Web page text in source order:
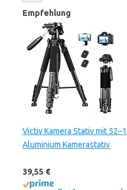
Empfehlung
Victiv Kamera Stativ mit
Aluminium Kamerastativ
39,55 €